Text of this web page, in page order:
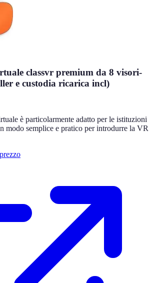
classvr premium da 8 visori-
e custodia ricarica incl)
è particolarmente adatto per le istituzioni
modo semplice e pratico per introdurre la VR